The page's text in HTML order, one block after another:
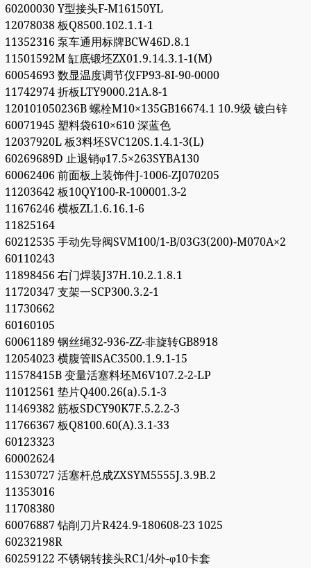
60200030 Y型接头F-M16150YL
12078038 板Q8500.102.1.1-1
11352316 泵车通用标牌BCW46D.8.1
11501592M 缸底锻坯ZX01.9.14.3.1-1(M)
60054693 数显温度调节仪FP93-8I-90-0000
11742974 折板LTY9000.21A.8-1
120101050236B 螺栓M10×135GB16674.1 10.9级 镀白锌
60071945 塑料袋610×610 深蓝色
12037920L 板3料坯SVC120S.1.4.1-3(L)
60269689D 止退销φ17.5×263SYBA130
60062406 前面板上装饰件J-1006-ZJ070205
11203642 板10QY100-R-100001.3-2
11676246 横板ZL1.6.16.1-6
11825164
60212535 手动先导阀SVM100/1-B/03G3(200)-M070A×2
60110243
11898456 右门焊装J37H.10.2.1.8.1
11720347 支架一SCP300.3.2-1
11730662
60160105
60061189 钢丝绳32-936-ZZ-非旋转GB8918
12054023 横腹管ⅡSAC3500.1.9.1-15
11578415B 变量活塞料坯M6V107.2-2-LP
11012561 垫片Q400.26(a).5.1-3
11469382 筋板SDCY90K7F.5.2.2-3
11766367 板Q8100.60(A).3.1-33
60123323
60002624
11530727 活塞杆总成ZXSYM5555J.3.9B.2
11353016
11708380
60076887 钻削刀片R424.9-180608-23 1025
60232198R
60259122 不锈钢转接头RC1/4外-φ10卡套